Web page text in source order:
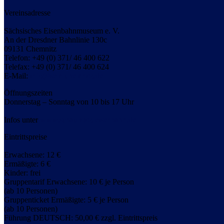
Vereinsadresse
Sächsisches Eisenbahnmuseum e. V.
An der Dresdner Bahnlinie 130c
09131 Chemnitz
Telefon: +49 (0) 371/ 46 400 622
Telefax: +49 (0) 371/ 46 400 624
E-Mail:
Öffnungszeiten
Donnerstag – Sonntag von 10 bis 17 Uhr
Infos unter
Eintrittspreise
Erwachsene: 12 €
Ermäßigte: 6 €
Kinder: frei
Gruppentarif Erwachsene: 10 € je Person
(ab 10 Personen)
Gruppenticket Ermäßigte: 5 € je Person
(ab 10 Personen)
Führung DEUTSCH: 50,00 € zzgl. Eintrittspreis